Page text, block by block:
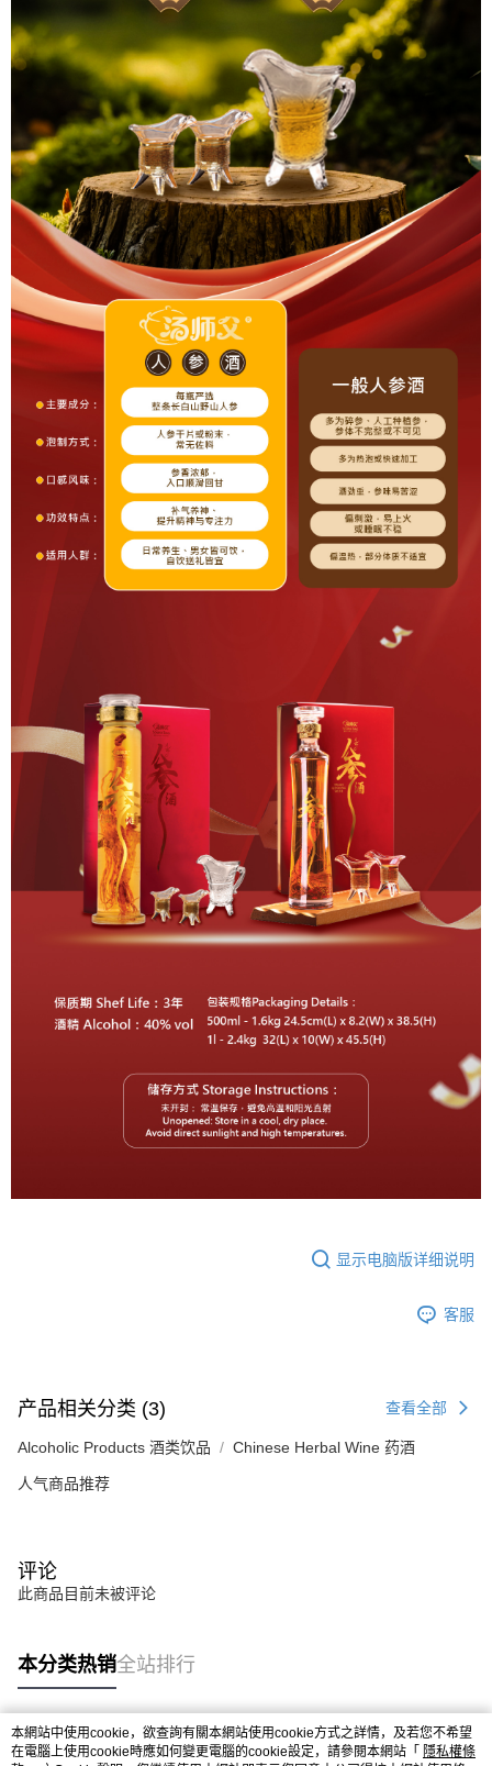
显示电脑版详细说明
客服
产品相关分类 (3) 查看全部
Alcoholic Products 酒类饮品 Chinese Herbal Wine 药酒
人气商品推荐
评论
此商品目前未被评论
本分类热销全站排行
热门标签
本網站中使用cookie，欲查詢有關本網站使用cookie方式之詳情，及若您不希望
在電腦上使用cookie時應如何變更電腦的cookie設定，請參閱本網站「 隱私權條